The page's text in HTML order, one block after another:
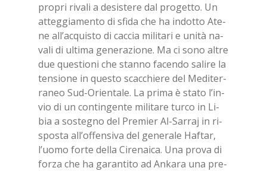
pro­pri ri­va­li a de­si­ste­re dal pro­get­to. Un
at­teg­gia­men­to di sfi­da che ha in­dot­to Ate­
ne al­l’ac­qui­sto di cac­cia mi­li­ta­ri e uni­tà na­
va­li di ul­ti­ma ge­ne­ra­zio­ne. Ma ci sono al­tre
due que­stio­ni che stan­no fa­cen­do sa­li­re la
ten­sio­ne in que­sto scac­chie­re del Me­di­ter­
ra­neo Sud-Orien­ta­le. La pri­ma è sta­to l’in­
vio di un con­tin­gen­te mi­li­ta­re tur­co in Li­
bia a so­ste­gno del Pre­mier Al-Sar­raj in ri­
spo­sta al­l’of­fen­si­va del ge­ne­ra­le Haf­tar,
l’uo­mo for­te del­la Ci­re­nai­ca. Una pro­va di
for­za che ha ga­ran­ti­to ad An­ka­ra una pre­